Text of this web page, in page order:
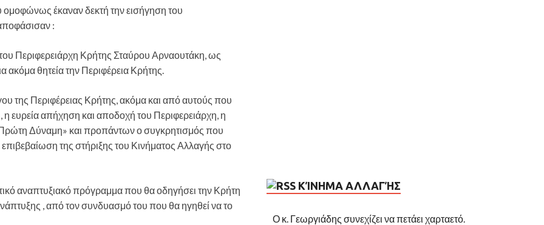
έκαναν δεκτή την εισήγηση του
:
Περιφερειάρχη Κρήτης Σταύρου Αρναουτάκη, ως
ακόμα θητεία την Περιφέρεια Κρήτης.
της Περιφέρειας Κρήτης, ακόμα και από αυτούς που
ευρεία απήχηση και αποδοχή του Περιφερειάρχη, η
Δύναμη» και προπάντων ο συγκρητισμός που
της στήριξης του Κινήματος Αλλαγής στο
αναπτυξιακό πρόγραμμα που θα οδηγήσει την Κρήτη
, από τον συνδυασμό του που θα ηγηθεί να το
ΚΊΝΗΜΑ ΑΛΛΑΓΉΣ
Ο κ. Γεωργιάδης συνεχίζει να πετάει χαρταετό.